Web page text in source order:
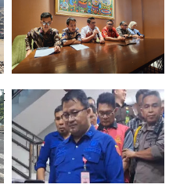
Garuda Institute Dukung
Program MBG[...]